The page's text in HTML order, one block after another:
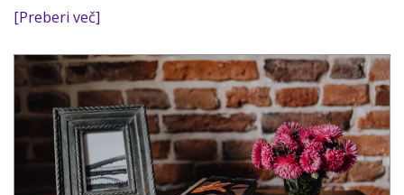
[Preberi več]